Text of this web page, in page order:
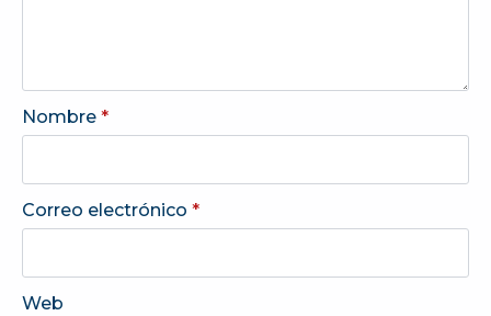
Nombre *
Correo electrónico *
Web